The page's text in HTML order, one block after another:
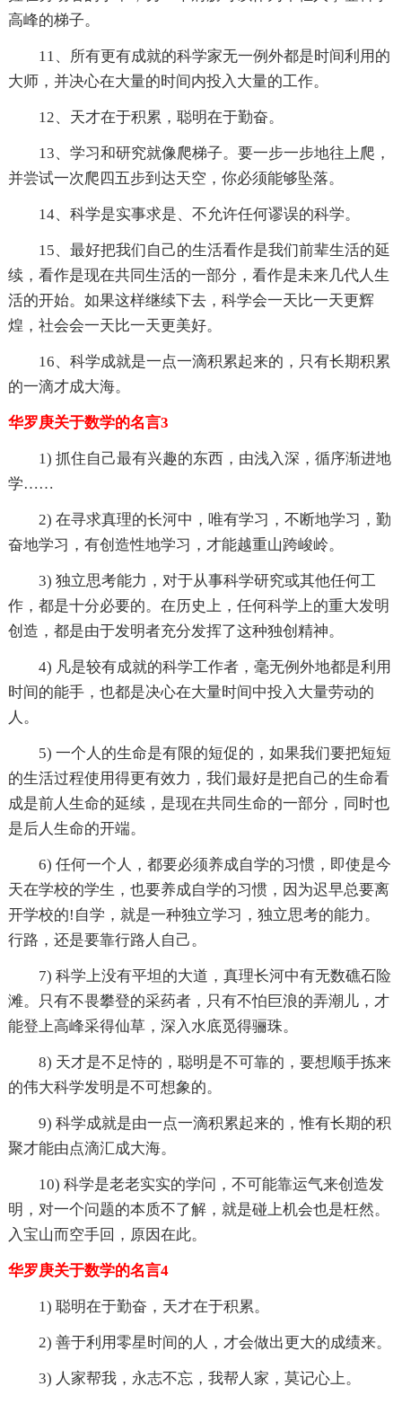
高峰的梯子。
11、所有更有成就的科学家无一例外都是时间利用的
大师，并决心在大量的时间内投入大量的工作。
12、天才在于积累，聪明在于勤奋。
13、学习和研究就像爬梯子。要一步一步地往上爬，
并尝试一次爬四五步到达天空，你必须能够坠落。
14、科学是实事求是、不允许任何谬误的科学。
15、最好把我们自己的生活看作是我们前辈生活的延
续，看作是现在共同生活的一部分，看作是未来几代人生
活的开始。如果这样继续下去，科学会一天比一天更辉
煌，社会会一天比一天更美好。
16、科学成就是一点一滴积累起来的，只有长期积累
的一滴才成大海。
华罗庚关于数学的名言3
1) 抓住自己最有兴趣的东西，由浅入深，循序渐进地
学……
2) 在寻求真理的长河中，唯有学习，不断地学习，勤
奋地学习，有创造性地学习，才能越重山跨峻岭。
3) 独立思考能力，对于从事科学研究或其他任何工
作，都是十分必要的。在历史上，任何科学上的重大发明
创造，都是由于发明者充分发挥了这种独创精神。
4) 凡是较有成就的科学工作者，毫无例外地都是利用
时间的能手，也都是决心在大量时间中投入大量劳动的
人。
5) 一个人的生命是有限的短促的，如果我们要把短短
的生活过程使用得更有效力，我们最好是把自己的生命看
成是前人生命的延续，是现在共同生命的一部分，同时也
是后人生命的开端。
6) 任何一个人，都要必须养成自学的习惯，即使是今
天在学校的学生，也要养成自学的习惯，因为迟早总要离
开学校的!自学，就是一种独立学习，独立思考的能力。
行路，还是要靠行路人自己。
7) 科学上没有平坦的大道，真理长河中有无数礁石险
滩。只有不畏攀登的采药者，只有不怕巨浪的弄潮儿，才
能登上高峰采得仙草，深入水底觅得骊珠。
8) 天才是不足恃的，聪明是不可靠的，要想顺手拣来
的伟大科学发明是不可想象的。
9) 科学成就是由一点一滴积累起来的，惟有长期的积
聚才能由点滴汇成大海。
10) 科学是老老实实的学问，不可能靠运气来创造发
明，对一个问题的本质不了解，就是碰上机会也是枉然。
入宝山而空手回，原因在此。
华罗庚关于数学的名言4
1) 聪明在于勤奋，天才在于积累。
2) 善于利用零星时间的人，才会做出更大的成绩来。
3) 人家帮我，永志不忘，我帮人家，莫记心上。